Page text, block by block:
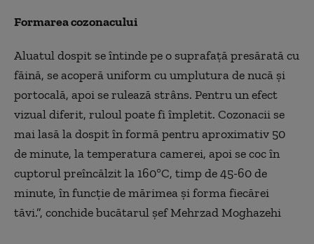
Formarea cozonacului
Aluatul dospit se întinde pe o suprafață presărată cu
făină, se acoperă uniform cu umplutura de nucă și
portocală, apoi se rulează strâns. Pentru un efect
vizual diferit, ruloul poate fi împletit. Cozonacii se
mai lasă la dospitîn formă pentru aproximativ 50
de minute, la temperatura camerei, apoi se cocîn
cuptorul preîncălzit la 160°C, timp de 45-60 de
minute, în funcție de mărimea și forma fiecărei
tăvi.”, conchide bucătarul șef Mehrzad Moghazehi